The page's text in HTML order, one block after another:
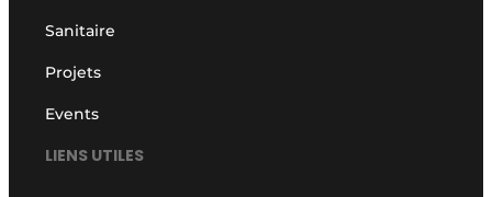
Sanitaire
Projets
Events
LIENS UTILES